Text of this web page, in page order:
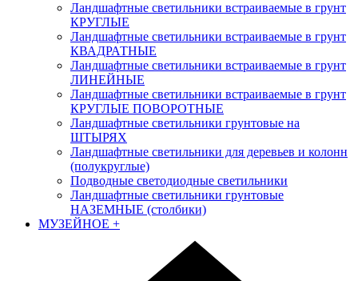
Ландшафтные светильники встраиваемые в грунт
КРУГЛЫЕ
Ландшафтные светильники встраиваемые в грунт
КВАДРАТНЫЕ
Ландшафтные светильники встраиваемые в грунт
ЛИНЕЙНЫЕ
Ландшафтные светильники встраиваемые в грунт
КРУГЛЫЕ ПОВОРОТНЫЕ
Ландшафтные светильники грунтовые на
ШТЫРЯХ
Ландшафтные светильники для деревьев и колонн
(полукруглые)
Подводные светодиодные светильники
Ландшафтные светильники грунтовые
НАЗЕМНЫЕ (столбики)
МУЗЕЙНОЕ +